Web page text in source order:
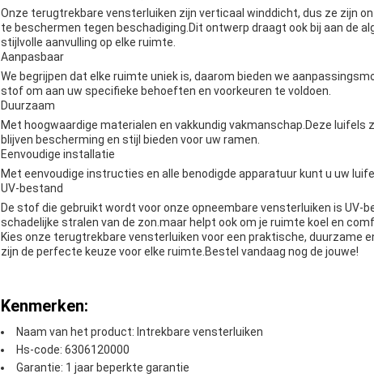
Onze terugtrekbare vensterluiken zijn verticaal winddicht, dus ze zijn
te beschermen tegen beschadiging.Dit ontwerp draagt ook bij aan de
stijlvolle aanvulling op elke ruimte.
Aanpasbaar
We begrijpen dat elke ruimte uniek is, daarom bieden we
stof om aan uw specifieke behoeften en voorkeuren te voldoen.
Duurzaam
Met hoogwaardige materialen en vakkundig vakmanschap.Deze
blijven bescherming en stijl bieden voor uw ramen.
Eenvoudige installatie
Met eenvoudige instructies en alle benodigde apparatuur kunt u uw
UV-bestand
De stof die gebruikt wordt voor onze opneembare vensterluiken is
schadelijke stralen van de zon.maar helpt ook om je ruimte koel en
Kies onze terugtrekbare vensterluiken voor een praktische, duurzame
zijn de perfecte keuze voor elke ruimte.Bestel vandaag nog de jouwe!
Kenmerken:
Naam van het product: Intrekbare vensterluiken
Hs-code: 6306120000
Garantie: 1 jaar beperkte garantie